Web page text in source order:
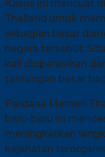
Kasus ini mencuat
Thailand untuk
sebagian besar
negara tersebut.
kali dioperasikan
tantangan besar
Perdana Menteri
baru-baru ini
meningkatkan
kejahatan